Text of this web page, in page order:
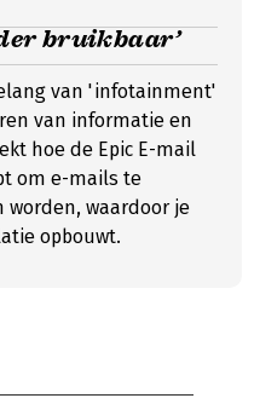
bruikbaar’
van 'infotainment'
van informatie en
hoe de Epic E-mail
om e-mails te
worden, waardoor je
opbouwt.